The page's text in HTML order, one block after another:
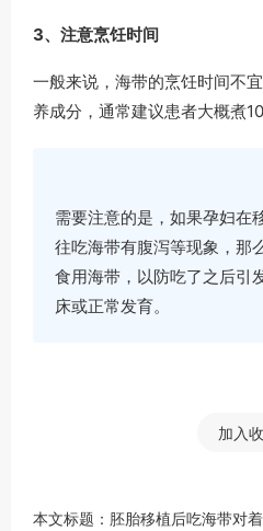
3、注意烹饪时间
一般来说，海带的烹饪时间不
养成分，通常建议患者大概煮
需要注意的是，如果孕妇在
往吃海带有腹泻等现象，那
食用海带，以防吃了之后引
床或正常发育。
加入
本文标题：胚胎移植后吃海带对